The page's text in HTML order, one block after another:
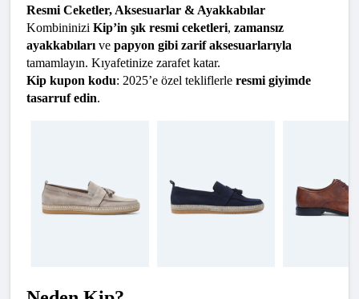
Resmi Ceketler, Aksesuarlar & Ayakkabılar
Kombininizi Kip’in şık resmi ceketleri, zamansız
ayakkabıları ve papyon gibi zarif aksesuarlarıyla
tamamlayın. Kıyafetinize zarafet katar.
Kip kupon kodu: 2025’e özel tekliflerle resmi giyimde
tasarruf edin.